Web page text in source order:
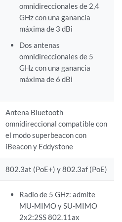
omnidireccionales de 2,4
GHz con una ganancia
máxima de 3 dBi
Dos antenas
omnidireccionales de 5
GHz con una ganancia
máxima de 6 dBi
Antena Bluetooth
omnidireccional compatible con
el modo superbeacon con
iBeacon y Eddystone
802.3at (PoE+) y 802.3af (PoE)
Radio de 5 GHz: admite
MU-MIMO y SU-MIMO
2x2:2SS 802.11ax